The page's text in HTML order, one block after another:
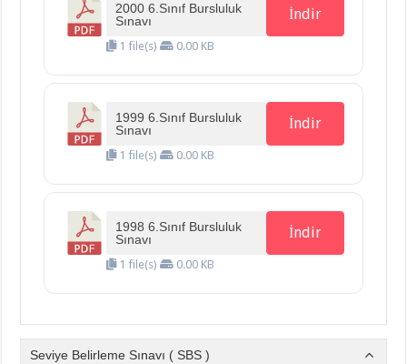
2000 6.Sınıf Bursluluk
Sınavı
1 file(s) 0.00 KB
İndir
1999 6.Sınıf Bursluluk
Sınavı
1 file(s) 0.00 KB
İndir
1998 6.Sınıf Bursluluk
Sınavı
1 file(s) 0.00 KB
İndir
Seviye Belirleme Sınavı ( SBS )